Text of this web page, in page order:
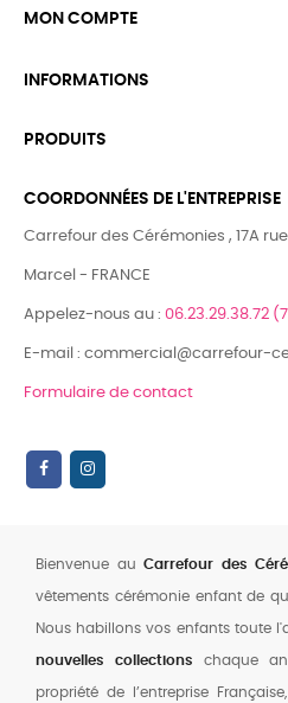
MON COMPTE
INFORMATIONS
PRODUITS
COORDONNÉES DE L'ENTREPRISE
Carrefour des Cérémonies , 17A
Marcel - FRANCE
Appelez-nous au : 06.23.29.38.72
E-mail : commercial@carrefour-
Formulaire de contact
Bienvenue auCarrefour des
vêtements cérémonie enfant de
Nous habillons vos enfants toute
nouvelles collections chaque
propriété de l’entreprise Française,